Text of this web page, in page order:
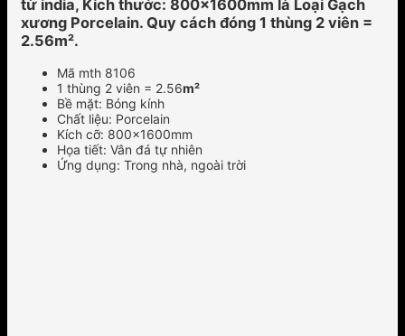
từ india, Kích thước: 800x1600mm là Loại Gạch
xương Porcelain. Quy cách đóng 1 thùng 2 viên =
2.56m².
Mã mth 8106
1 thùng 2 viên = 2.56m²
Bề mặt: Bóng kính
Chất liệu: Porcelain
Kích cỡ: 800x1600mm
Họa tiết: Vân đá tự nhiên
Ứng dụng: Trong nhà, ngoài trời